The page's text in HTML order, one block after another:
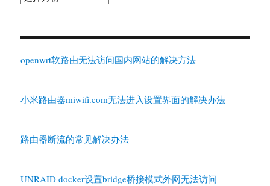
openwrt软路由无法访问国内网站的解决方法
小米路由器miwifi.com无法进入设置界面的解决办法
路由器断流的常见解决办法
UNRAID docker设置bridge桥接模式外网无法访问